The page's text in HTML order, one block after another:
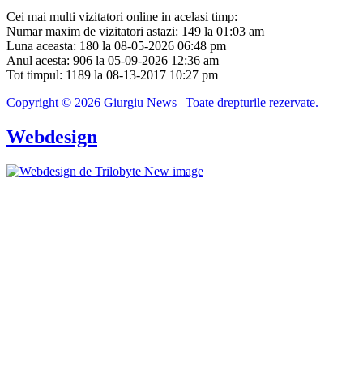
Cei mai multi vizitatori online in acelasi timp:
Numar maxim de vizitatori astazi: 149 la 01:03 am
Luna aceasta: 180 la 08-05-2026 06:48 pm
Anul acesta: 906 la 05-09-2026 12:36 am
Tot timpul: 1189 la 08-13-2017 10:27 pm
Copyright © 2026 Giurgiu News | Toate drepturile rezervate.
Webdesign